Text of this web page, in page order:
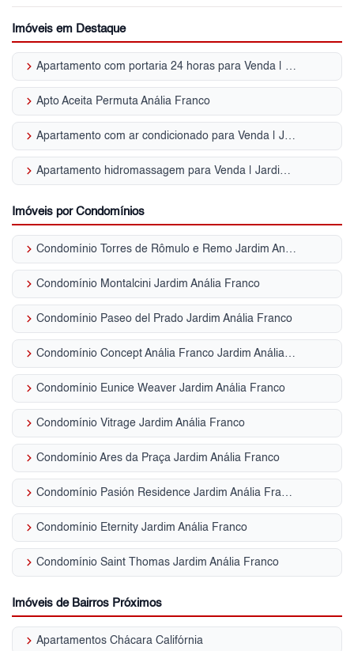
Imóveis em Destaque
keyboard_arrow_right Apartamento com portaria 24 horas para Venda | Jardim Anália Franco
keyboard_arrow_right Apto Aceita Permuta Anália Franco
keyboard_arrow_right Apartamento com ar condicionado para Venda | Jardim Anália Franco
keyboard_arrow_right Apartamento hidromassagem para Venda | Jardim Anália Franco
Imóveis por Condomínios
keyboard_arrow_right Condomínio Torres de Rômulo e Remo Jardim Anália Franco
keyboard_arrow_right Condomínio Montalcini Jardim Anália Franco
keyboard_arrow_right Condomínio Paseo del Prado Jardim Anália Franco
keyboard_arrow_right Condomínio Concept Anália Franco Jardim Anália Franco
keyboard_arrow_right Condomínio Eunice Weaver Jardim Anália Franco
keyboard_arrow_right Condomínio Vitrage Jardim Anália Franco
keyboard_arrow_right Condomínio Ares da Praça Jardim Anália Franco
keyboard_arrow_right Condomínio Pasión Residence Jardim Anália Franco
keyboard_arrow_right Condomínio Eternity Jardim Anália Franco
keyboard_arrow_right Condomínio Saint Thomas Jardim Anália Franco
Imóveis de Bairros Próximos
keyboard_arrow_right Apartamentos Chácara Califórnia